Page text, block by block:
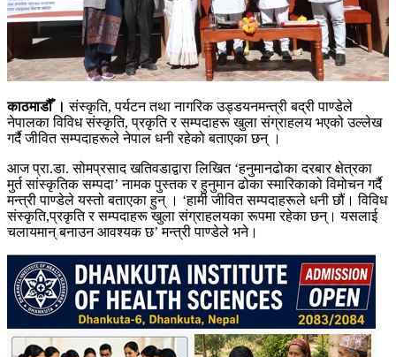
काठमाडौँ । संस्कृति, पर्यटन तथा नागरिक उड्डयनमन्त्री बद्री पाण्डेले
नेपालका विविध संस्कृति, प्रकृति र सम्पदाहरू खुला संग्राहलय भएको उल्लेख
गर्दै जीवित सम्पदाहरूले नेपाल धनी रहेको बताएका छन् ।
आज प्रा.डा. सोमप्रसाद खतिवडाद्वारा लिखित ‘हनुमानढोका दरबार क्षेत्रका
मुर्त सांस्कृतिक सम्पदा’ नामक पुस्तक र हुनुमान ढोका स्मारिकाको विमोचन गर्दै
मन्त्री पाण्डेले यस्तो बताएका हुन् । ‘हामी जीवित सम्पदाहरूले धनी छौं। विविध
संस्कृति,प्रकृति र सम्पदाहरू खुला संग्राहलयका रूपमा रहेका छन्। यसलाई
चलायमान् बनाउन आवश्यक छ’ मन्त्री पाण्डेले भने।